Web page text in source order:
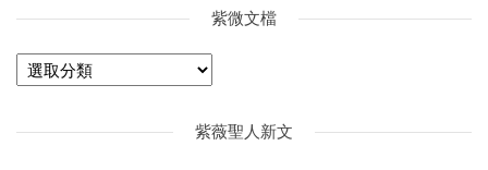
紫微文檔
紫薇聖人新文